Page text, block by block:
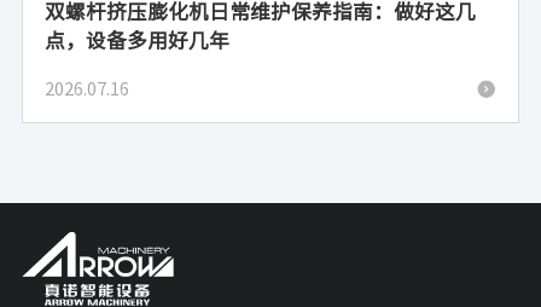
双螺杆挤压膨化机日常维护保养指南：做好这几
点，设备多用好几年
2026.07.16